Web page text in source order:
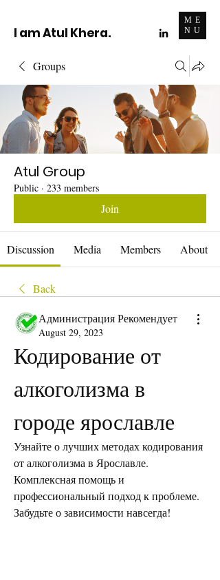
I am Atul Khera.
ME
NU
Groups
Atul Group
Public · 233 members
Join
Discussion Media Members About
Back
Администрация Рекомендует
August 29, 2023
Кодирование от
алкоголизма в
городе ярославле
Узнайте о лучших методах кодирования
от алкоголизма в Ярославле.
Комплексная помощь и
профессиональный подход к проблеме.
Забудьте о зависимости навсегда!